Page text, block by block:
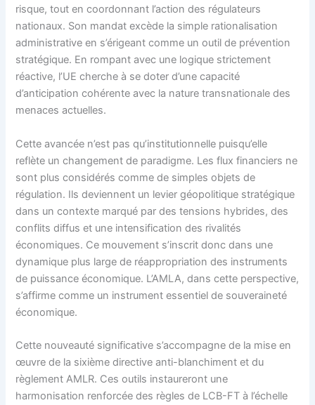
risque, tout en coordonnant l’action des régulateurs
nationaux. Son mandat excède la simple rationalisation
administrative en s’érigeant comme un outil de prévention
stratégique. En rompant avec une logique strictement
réactive, l’UE cherche à se doter d’une capacité
d’anticipation cohérente avec la nature transnationale des
menaces actuelles.
Cette avancée n’est pas qu’institutionnelle puisqu’elle
reflète un changement de paradigme. Les flux financiers ne
sont plus considérés comme de simples objets de
régulation. Ils deviennent un levier géopolitique stratégique
dans un contexte marqué par des tensions hybrides, des
conflits diffus et une intensification des rivalités
économiques. Ce mouvement s’inscrit donc dans une
dynamique plus large de réappropriation des instruments
de puissance économique. L’AMLA, dans cette perspective,
s’affirme comme un instrument essentiel de souveraineté
économique.
Cette nouveauté significative s’accompagne de la mise en
œuvre de la sixième directive anti-blanchiment et du
règlement AMLR. Ces outils instaureront une
harmonisation renforcée des règles de LCB-FT à l’échelle